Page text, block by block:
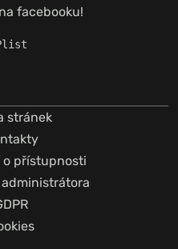
facebooku!
stránek
o přístupnosti